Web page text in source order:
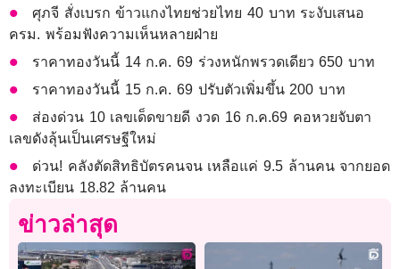
ศุภจี สั่งเบรก ข้าวแกงไทยช่วยไทย 40 บาท ระงับเสนอ
ครม. พร้อมฟังความเห็นหลายฝ่าย
ราคาทองวันนี้ 14 ก.ค. 69 ร่วงหนักพรวดเดียว 650 บาท
ราคาทองวันนี้ 15 ก.ค. 69 ปรับตัวเพิ่มขึ้น 200 บาท
ส่องด่วน 10 เลขเด็ดขายดี งวด 16 ก.ค.69 คอหวยจับตา
เลขดังลุ้นเป็นเศรษฐีใหม่
ด่วน! คลังตัดสิทธิบัตรคนจน เหลือแค่ 9.5 ล้านคน จากยอด
ลงทะเบียน 18.82 ล้านคน
ข่าวล่าสุด